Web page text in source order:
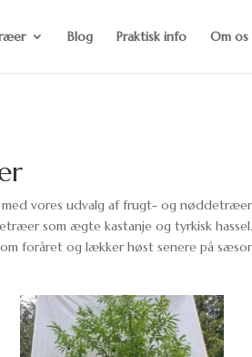
Blog Praktisk info Om os
vores udvalg af frugt- og
som ægte kastanje og tyrkisk
foråret og lækker høst senere på